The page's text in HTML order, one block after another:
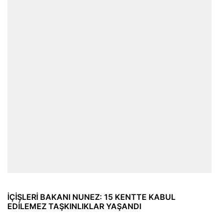
İÇİŞLERİ BAKANI NUNEZ: 15 KENTTE KABUL
EDİLEMEZ TAŞKINLIKLAR YAŞANDI